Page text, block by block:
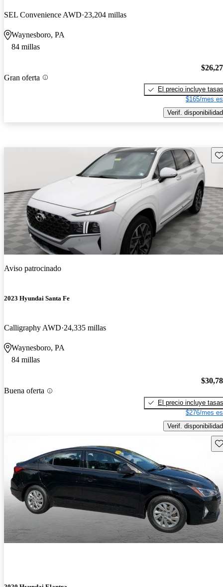
SEL Convenience AWD 23,204 millas
Waynesboro, PA
84 millas
Gran oferta
El precio incluye tasas
$165/mes
Verif. disponibilidad
Aviso patrocinado
2023 Hyundai Santa Fe
Calligraphy AWD 24,335 millas
Waynesboro, PA
84 millas
Buena oferta
El precio incluye tasas
$276/mes
Verif. disponibilidad